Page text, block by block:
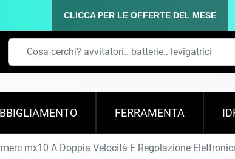
CLICCA PER LE OFFERTE DEL MESE
FERRAMENTA
mx10 A Doppia Velocità E Regolazione